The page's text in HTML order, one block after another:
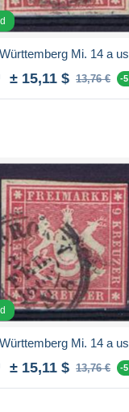
Mi. 14 a
± 15,11 $ 13,76 € -
Mi. 14 a
± 15,11 $ 13,76 € -